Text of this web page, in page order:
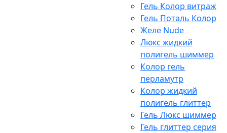
Гель Колор витраж
Гель Поталь Колор
Желе Nude
Люкс жидкий
полигель шиммер
Колор гель
перламутр
Колор жидкий
полигель глиттер
Гель Люкс шиммер
Гель глиттер серия